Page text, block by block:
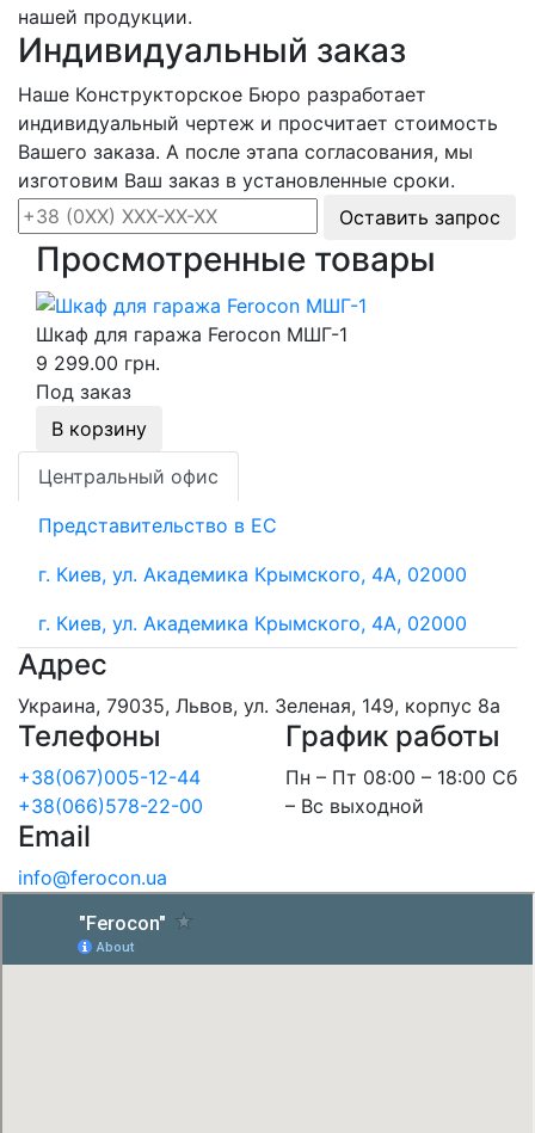
нашей продукции.
Индивидуальный заказ
Наше Конструкторское Бюро разработает
индивидуальный чертеж и просчитает стоимость
Вашего заказа. А после этапа согласования, мы
изготовим Ваш заказ в установленные сроки.
Оставить запрос
Просмотренные товары
Шкаф для гаража Ferocon МШГ-1
9 299.00 грн.
Под заказ
В корзину
Центральный офис
Представительство в ЕС
г. Киев, ул. Академика Крымского, 4А, 02000
г. Киев, ул. Академика Крымского, 4А, 02000
Адрес
Украина, 79035, Львов, ул. Зеленая, 149, корпус 8а
Телефоны
+38(067)005-12-44
+38(066)578-22-00
График работы
Пн – Пт 08:00 – 18:00 Сб
– Вс выходной
Email
info@ferocon.ua